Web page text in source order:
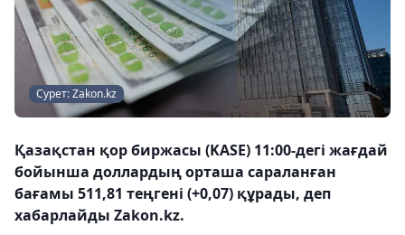
Сурет: Zakon.kz
Қазақстан қор биржасы (KASE) 11:00-дегі жағдай
бойынша доллардың орташа сараланған
бағамы 511,81 теңгені (+0,07) құрады, деп
хабарлайды Zakon.kz.